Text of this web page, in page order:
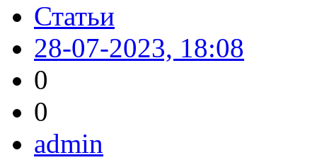
Статьи
28-07-2023, 18:08
0
0
admin